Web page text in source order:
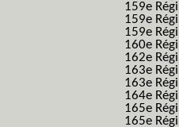
159e
159e
159e
160e
162e
163e
163e
164e
165e
165e